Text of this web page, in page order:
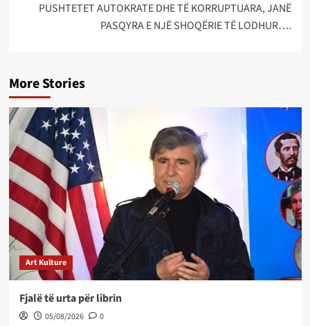
PUSHTETET AUTOKRATE DHE TË KORRUPTUARA, JANË
PASQYRA E NJË SHOQËRIE TË LODHUR….
More Stories
Art Kulture
Fjalë të urta për librin
05/08/2026 0